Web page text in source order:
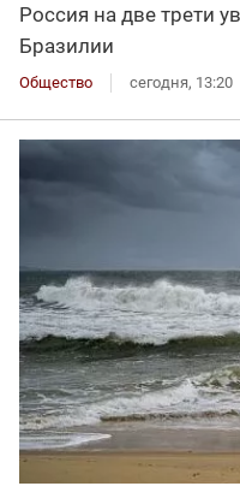
Россия на две трети
Бразилии
Общество сегодня, 13:20